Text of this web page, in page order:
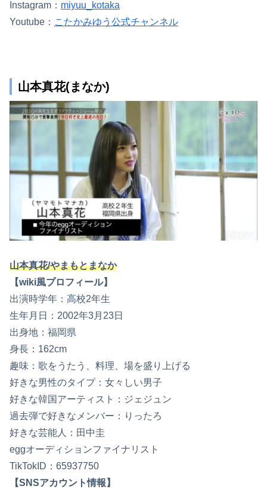
Instagram： miyuu_kotaka
Youtube： こたかみゆう公式チャンネル
山本真花(まなか)
山本真花/やまもとまなか
【wiki風プロフィール】
出演時学年：高校2年生
生年月日：2002年3月23日
出身地：福岡県
身長：162cm
趣味：歌をうたう、料理、場を盛り上げる
好きな男性のタイプ：女々しい男子
好きな韓国アーティスト：ジェジュン
過去弾で好きなメンバー：りったろ
好きな芸能人：田中圭
eggオーディションファイナリスト
TikTokID：65937750
【SNSアカウント情報】